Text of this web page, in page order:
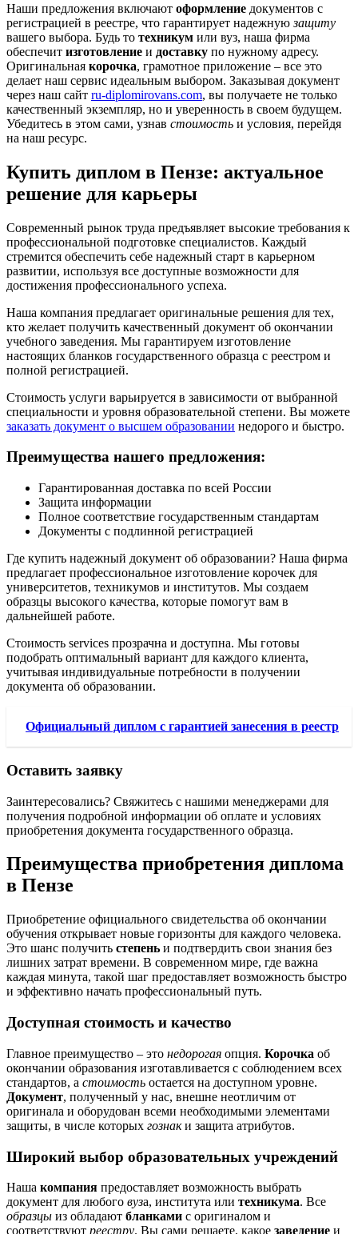
Наши предложения включают оформление документов с
регистрацией в реестре, что гарантирует надежнуюзащиту
вашего выбора. Будь то техникум или вуз, наша фирма
обеспечит изготовление и доставку по нужному адресу.
Оригинальная корочка, грамотное приложение – все это
делает наш сервис идеальным выбором. Заказывая документ
через наш сайт ru-diplomirovans.com, вы получаете не только
качественный экземпляр, но и уверенность в своем будущем.
Убедитесь в этом сами, узнав стоимость и условия, перейдя
на наш ресурс.
Купить диплом в Пензе: актуальное
решение для карьеры
Современный рынок труда предъявляет высокие требования к
профессиональной подготовке специалистов. Каждый
стремится обеспечить себе надежный старт в карьерном
развитии, используя все доступные возможности для
достижения профессионального успеха.
Наша компания предлагает оригинальные решения для тех,
кто желает получить качественный документ об окончании
учебного заведения. Мы гарантируем изготовление
настоящих бланков государственного образца с реестром и
полной регистрацией.
Стоимость услуги варьируется в зависимости от выбранной
специальности и уровня образовательной степени. Вы можете
заказать документ о высшем образовании недорого и быстро.
Преимущества нашего предложения:
Гарантированная доставка по всей России
Защита информации
Полное соответствие государственным стандартам
Документы с подлинной регистрацией
Где купить надежный документ об образовании? Наша фирма
предлагает профессиональное изготовление корочек для
университетов, техникумов и институтов. Мы создаем
образцы высокого качества, которые помогут вам в
дальнейшей работе.
Стоимость services прозрачна и доступна. Мы готовы
подобрать оптимальный вариант для каждого клиента,
учитывая индивидуальные потребности в получении
документа об образовании.
Официальный диплом с гарантией занесения в реестр
Оставить заявку
Заинтересовались? Свяжитесь с нашими менеджерами для
получения подробной информации об оплате и условиях
приобретения документа государственного образца.
Преимущества приобретения диплома
в Пензе
Приобретение официального свидетельства об окончании
обучения открывает новые горизонты для каждого человека.
Это шанс получить степень и подтвердить свои знания без
лишних затрат времени. В современном мире, где важна
каждая минута, такой шаг предоставляет возможность быстро
и эффективно начать профессиональный путь.
Доступная стоимость и качество
Главное преимущество – это недорогая опция. Корочка об
окончании образования изготавливается с соблюдением всех
стандартов, а стоимость остается на доступном уровне.
Документ, полученный у нас, внешне неотличим от
оригинала и оборудован всеми необходимыми элементами
защиты, в числе которых гознаки защита атрибутов.
Широкий выбор образовательных учреждений
Наша компания предоставляет возможность выбрать
документ для любого вуза, института или техникума. Все
образцы из обладают бланками с оригиналом и
соответствуют реестру. Вы сами решаете, какое заведение и